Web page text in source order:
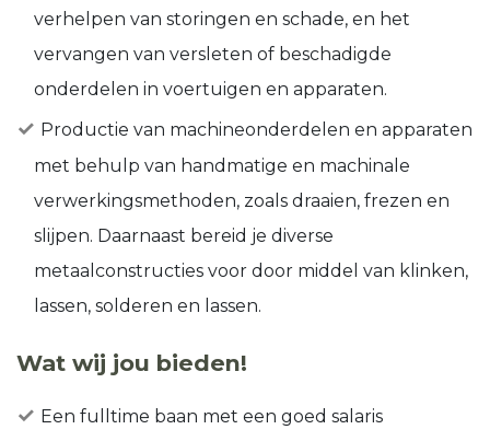
verhelpen van storingen en schade, en het
vervangen van versleten of beschadigde
onderdelen in voertuigen en apparaten.
Productie van machineonderdelen en apparaten
met behulp van handmatige en machinale
verwerkingsmethoden, zoals draaien, frezen en
slijpen. Daarnaast bereid je diverse
metaalconstructies voor door middel van klinken,
lassen, solderen en lassen.
Wat wij jou bieden!
Een fulltime baan met een goed salaris